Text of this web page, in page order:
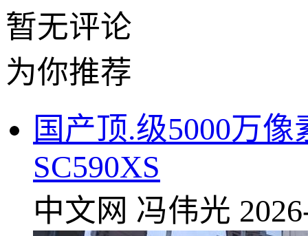
暂无评论
为你推荐
国产顶.级5000万
SC590XS
中文网 冯伟光